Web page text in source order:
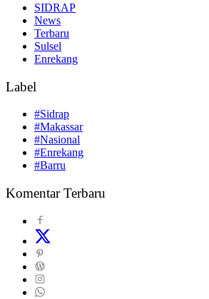
SIDRAP
News
Terbaru
Sulsel
Enrekang
Label
#Sidrap
#Makassar
#Nasional
#Enrekang
#Barru
Komentar Terbaru